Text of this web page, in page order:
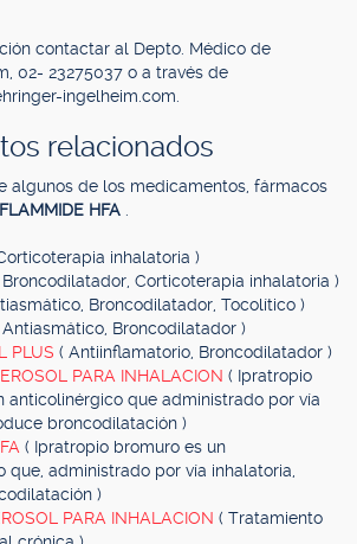
contactar al Depto. Médico de
02- 23275037 o a través de
ingelheim.com
relacionados
algunos de los medicamentos, fármacos
HFA
inhalatoria )
Broncodilatador, Corticoterapia inhalatoria )
Broncodilatador, Tocolítico )
Antiasmático, Broncodilatador )
PLUS ( Antiinflamatorio, Broncodilatador )
PARA INHALACION ( Ipratropio
anticolinérgico que administrado por vía
broncodilatación )
( Ipratropio bromuro es un
que, administrado por vía inhalatoria,
)
PARA INHALACION ( Tratamiento